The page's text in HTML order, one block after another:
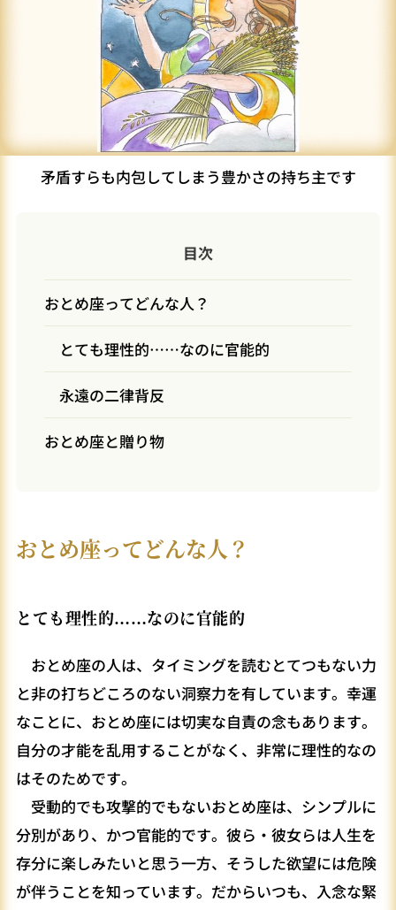
矛盾すらも内包してしまう豊かさの持ち主です
目次
おとめ座ってどんな人？
とても理性的……なのに官能的
永遠の二律背反
おとめ座と贈り物
おとめ座ってどんな人？
とても理性的……なのに官能的
おとめ座の人は、タイミングを読むとてつもない力
と非の打ちどころのない洞察力を有しています。幸運
なことに、おとめ座には切実な自責の念もあります。
自分の才能を乱用することがなく、非常に理性的なの
はそのためです。
受動的でも攻撃的でもないおとめ座は、シンプルに
分別があり、かつ官能的です。彼ら・彼女らは人生を
存分に楽しみたいと思う一方、そうした欲望には危険
が伴うことを知っています。だからいつも、入念な緊